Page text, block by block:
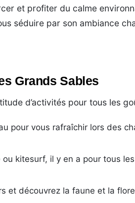
et profiter du calme
séduire par son ambiance
Grands Sables
d’activités pour tous les
pour vous rafraîchir lors des
ou kitesurf, il y en a pour tous
et découvrez la faune et la